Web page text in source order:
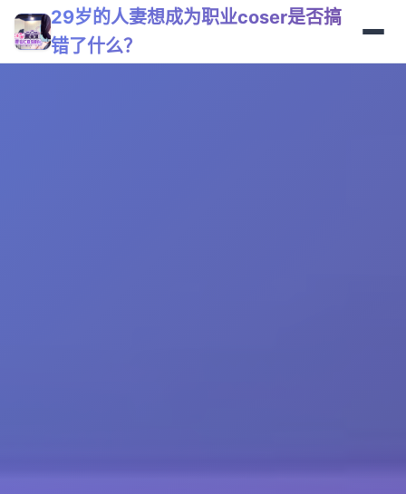
29岁的人妻想成为职业coser是否搞
错了什么？